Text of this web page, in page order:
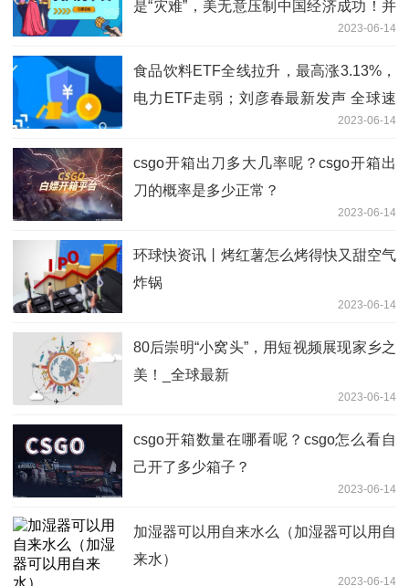
是“灾难”，美无意压制中国经济成功！并
2023-06-14
食品饮料ETF全线拉升，最高涨3.13%，
电力ETF走弱；刘彦春最新发声 全球速
2023-06-14
csgo开箱出刀多大几率呢？csgo开箱出
刀的概率是多少正常？
2023-06-14
环球快资讯丨烤红薯怎么烤得快又甜空气
炸锅
2023-06-14
80后崇明“小窝头”，用短视频展现家乡之
美！_全球最新
2023-06-14
csgo开箱数量在哪看呢？csgo怎么看自
己开了多少箱子？
2023-06-14
加湿器可以用自来水么（加湿器可以用自
来水）
2023-06-14